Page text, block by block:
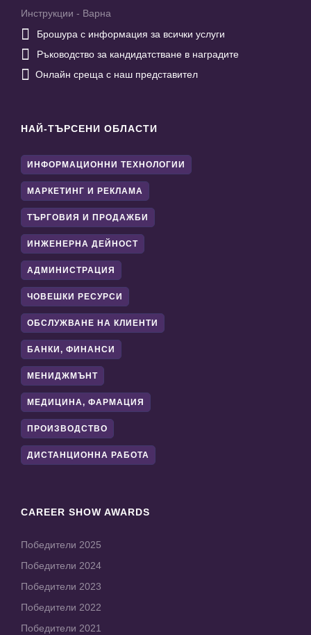
Инструкции - Варна
 Брошура с информация за всички услуги
 Ръководство за кандидатстване в наградите
 Онлайн среща с наш представител
НАЙ-ТЪРСЕНИ ОБЛАСТИ
ИНФОРМАЦИОННИ ТЕХНОЛОГИИ
МАРКЕТИНГ И РЕКЛАМА
ТЪРГОВИЯ И ПРОДАЖБИ
ИНЖЕНЕРНА ДЕЙНОСТ
АДМИНИСТРАЦИЯ
ЧОВЕШКИ РЕСУРСИ
ОБСЛУЖВАНЕ НА КЛИЕНТИ
БАНКИ, ФИНАНСИ
МЕНИДЖМЪНТ
МЕДИЦИНА, ФАРМАЦИЯ
ПРОИЗВОДСТВО
ДИСТАНЦИОННА РАБОТА
CAREER SHOW AWARDS
Победители 2025
Победители 2024
Победители 2023
Победители 2022
Победители 2021